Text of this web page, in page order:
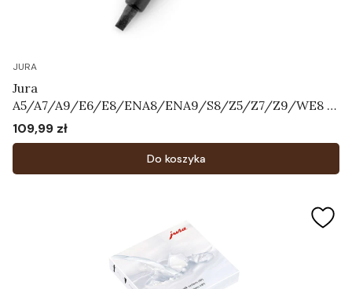
JURA
Jura
A5/A7/A9/E6/E8/ENA8/ENA9/S8/Z5/Z7/Z9/WE8 -
Zestaw zaworków napowietrzających Art.72444
Cena
109,99 zł
Do koszyka